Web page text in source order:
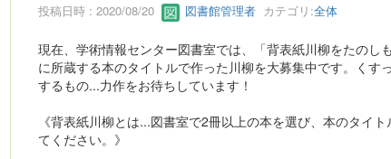
投稿日時 : 2020/08/20 図書館管理者カテゴリ:全体
現在、学術情報センター図書室では、「背表紙川柳をたのし
に所蔵する本のタイトルで作った川柳を大募集中です。くす
するもの...力作をお待ちしています！
《背表紙川柳とは...図書室で2冊以上の本を選び、本のタイ
てください。》